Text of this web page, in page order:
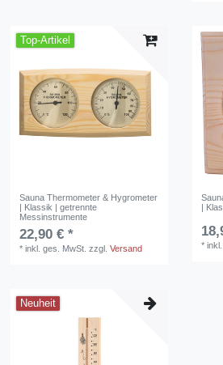
Top-Artikel
Sauna Thermometer & Hygrometer
| Klassik | getrennte
Messinstrumente
22,90 € *
*inkl. ges. MwSt. zzgl.Versand
|
*
Neuheit